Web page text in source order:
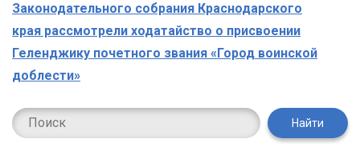
Законодательного собрания Краснодарского
края рассмотрели ходатайство о присвоении
Геленджику почетного звания «Город воинской
доблести»
Найти